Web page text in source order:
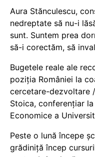
Aura Stănculescu,
nedreptate să nu-i
sunt. Suntem prea
să-i corectăm, să
Bugetele reale ale
poziția României la
cercetare-dezvoltare
Stoica, conferențiar
Economice a
Peste o lună începe
grădiniță încep